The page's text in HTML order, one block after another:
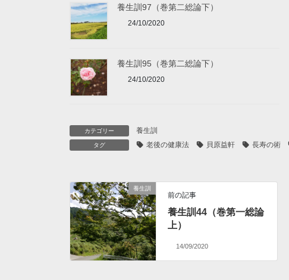
養生訓97（巻第二総論下）
24/10/2020
養生訓95（巻第二総論下）
24/10/2020
カテゴリー 養生訓
タグ 老後の健康法 貝原益軒 長寿の術
養生訓
前の記事
養生訓44（巻第一総論
上）
14/09/2020